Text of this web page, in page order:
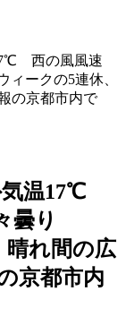
西の風風速
ークの5連休、
の京都市内で
気温17℃
々曇り
晴れ間の広
京都市内